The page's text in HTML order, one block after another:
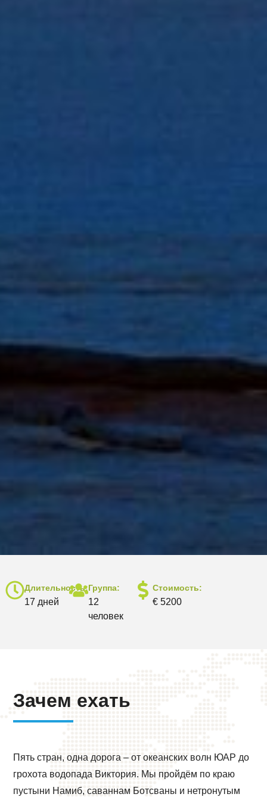
Длительность:
17 дней
Группа:
12
человек
Стоимость:
€ 5200
Зачем ехать
Пять стран, одна дорога – от океанских волн ЮАР до
грохота водопада Виктория. Мы пройдём по краю
пустыни Намиб, саваннам Ботсваны и нетронутым